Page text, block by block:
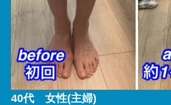
40代 女性(主婦)